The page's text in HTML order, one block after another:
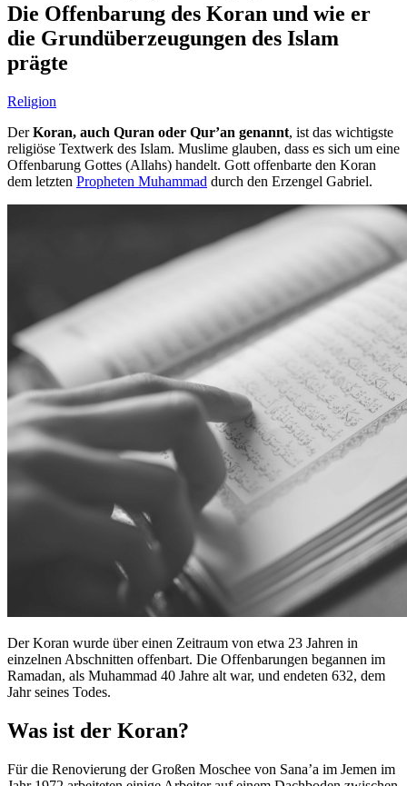
Die Offenbarung des Koran und wie er
die Grundüberzeugungen des Islam
prägte
Religion
DerKoran, auch Quran oder Qur’an genannt, ist das wichtigste
religiöse Textwerk des Islam. Muslime glauben, dass es sich um eine
Offenbarung Gottes (Allahs) handelt. Gott offenbarte den Koran
dem letzten Propheten Muhammad durch den Erzengel Gabriel.
Der Koran wurde über einen Zeitraum von etwa 23 Jahren in
einzelnen Abschnitten offenbart. Die Offenbarungen begannen im
Ramadan, als Muhammad 40 Jahre alt war, und endeten 632, dem
Jahr seines Todes.
Was ist der Koran?
Für die Renovierung der Großen Moschee von Sana’a im Jemen im